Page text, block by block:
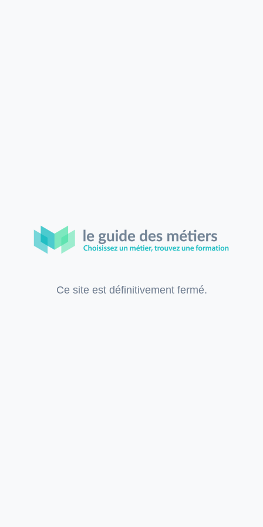
Ce site est définitivement fermé.